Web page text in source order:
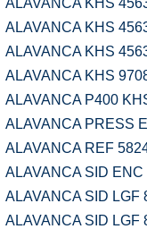
ALAVANCA KHS
ALAVANCA KHS
ALAVANCA KHS
ALAVANCA KHS
ALAVANCA P400
ALAVANCA PRESS
ALAVANCA REF
ALAVANCA SID ENC
ALAVANCA SID LGF
ALAVANCA SID LGF